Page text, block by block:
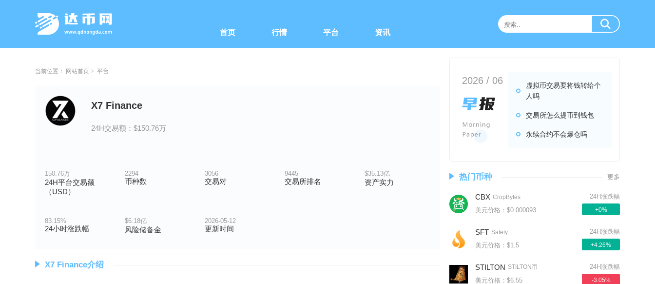
首页 行情 平台 资讯
当前位置： 网站首页 平台
X7 Finance
24H交易额：$150.76万
150.76万
24H平台交易额
（USD）
2294
币种数
3056
交易对
9445
交易所排名
$35.13亿
资产实力
83.15%
24小时涨跌幅
$6.18亿
风险储备金
2026-05-12
更新时间
X7 Finance介绍
2026 / 06
虚拟币交易要将钱转给个
人吗
交易所怎么提币到钱包
永续合约不会爆仓吗
热门币种 更多
CBX CropBytes
美元价格：$0.000093
24H涨跌幅
+0%
SFT Safety
美元价格：$1.5
24H涨跌幅
+4.26%
STILTON STILTON币
美元价格：$6.55
24H涨跌幅
-3.05%